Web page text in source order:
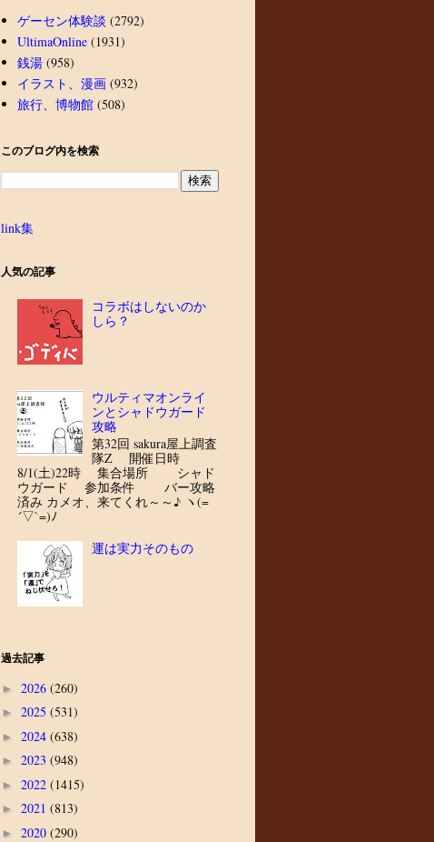
ゲーセン体験談 (2792)
UltimaOnline (1931)
銭湯 (958)
イラスト、漫画 (932)
旅行、博物館 (508)
このブログ内を検索
link集
人気の記事
コラボはしないのか
しら？
ウルティマオンライ
ンとシャドウガード
攻略
第32回 sakura屋上調査
隊Z 開催日時
8/1(土)22時 集合場所 シャド
ウガード 参加条件 バー攻略
済み カメオ、来てくれ～～♪ ヽ(=
´▽`=)ﾉ
運は実力そのもの
過去記事
► 2026 (260)
► 2025 (531)
► 2024 (638)
► 2023 (948)
► 2022 (1415)
► 2021 (813)
► 2020 (290)